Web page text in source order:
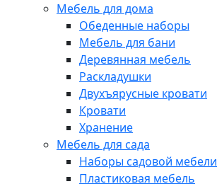
Мебель для дома
Обеденные наборы
Мебель для бани
Деревянная мебель
Раскладушки
Двухъярусные кровати
Кровати
Хранение
Мебель для сада
Наборы садовой мебели
Пластиковая мебель